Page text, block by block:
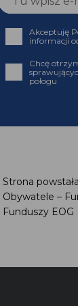
Akceptuję
informacji
Chcę
połogu
Strona
Obywatele –
Funduszy EOG